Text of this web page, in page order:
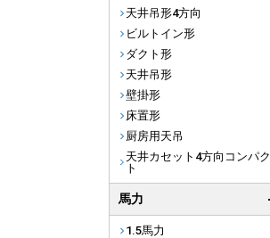
天井吊形4方向
ビルトイン形
ダクト形
天井吊形
壁掛形
床置形
厨房用天吊
天井カセット4方向コンパク
ト
馬力
1.5馬力